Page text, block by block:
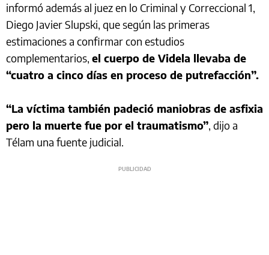
informó además al juez en lo Criminal y Correccional 1,
Diego Javier Slupski, que según las primeras
estimaciones a confirmar con estudios
complementarios, el cuerpo de Videla llevaba de
“cuatro a cinco días en proceso de putrefacción”.
“La víctima también padeció maniobras de asfixia
pero la muerte fue por el traumatismo”, dijo a
Télam una fuente judicial.